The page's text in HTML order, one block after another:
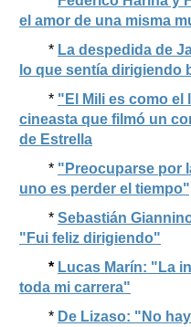
el amor de una misma
* La despedida de
lo que sentía dirigiendo
* "El Mili es como el
cineasta que filmó un
de Estrella
* "Preocuparse por
uno es perder el
* Sebastián
"Fui feliz dirigiendo"
* Lucas Marín: "La
toda mi carrera"
* De Lizaso: "No